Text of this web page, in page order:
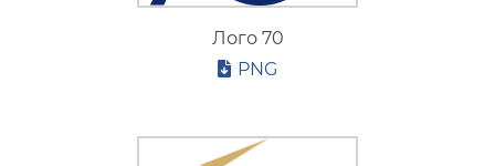
Лого 70
PNG